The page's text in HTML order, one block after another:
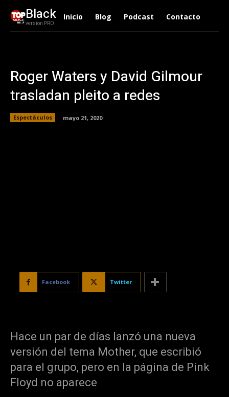
Black
version PRO
Inicio Blog Podcast Contacto
Roger Waters y David Gilmour
trasladan pleito a redes
Espectáculos mayo 21, 2020
Facebook Twitter
Hace un par de días lanzó una nueva
versión del tema Mother, que escribió
para el grupo, pero en la página de Pink
Floyd no aparece